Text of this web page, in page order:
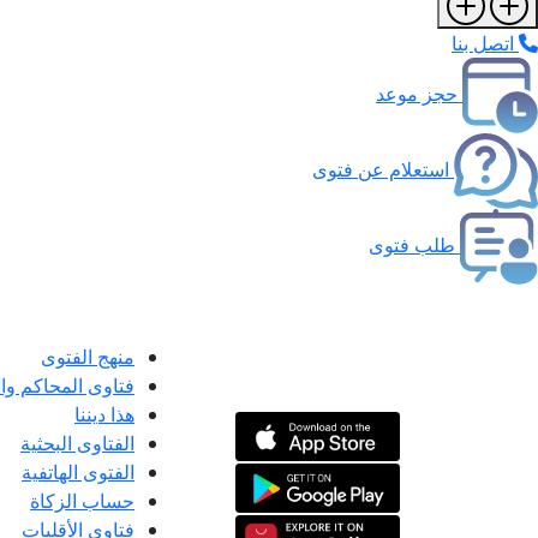
اتصل بنا
حجز موعد
استعلام عن فتوى
طلب فتوى
منهج الفتوى
فتاوى المحاكم
هذا ديننا
الفتاوى البحثية
الفتوى الهاتفية
حساب الزكاة
فتاوى الأقليات